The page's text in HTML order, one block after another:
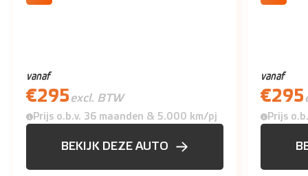
vanaf
€295 excl. BTW
Prijs o.b.v. 36 maanden & 5.000 km/pj
BEKIJK DEZE AUTO
vanaf
€295
Prijs